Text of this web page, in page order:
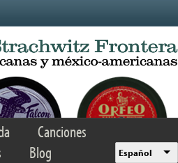
Canciones
Blog Español